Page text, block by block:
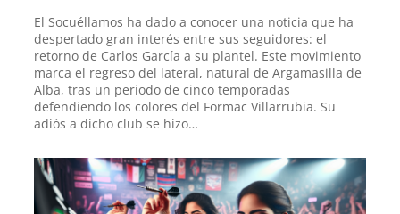
El Socuéllamos ha dado a conocer una noticia que ha
despertado gran interés entre sus seguidores: el
retorno de Carlos García a su plantel. Este movimiento
marca el regreso del lateral, natural de Argamasilla de
Alba, tras un periodo de cinco temporadas
defendiendo los colores del Formac Villarrubia. Su
adiós a dicho club se hizo…